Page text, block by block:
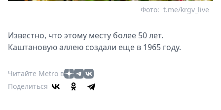
t.me/krgv_live
Фото:
Известно, что этому месту более 50 лет.
Каштановую аллею создали еще в 1965 году.
Читайте Metro в
Поделиться